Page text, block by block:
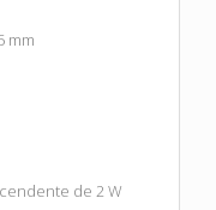
mm
de 2 W